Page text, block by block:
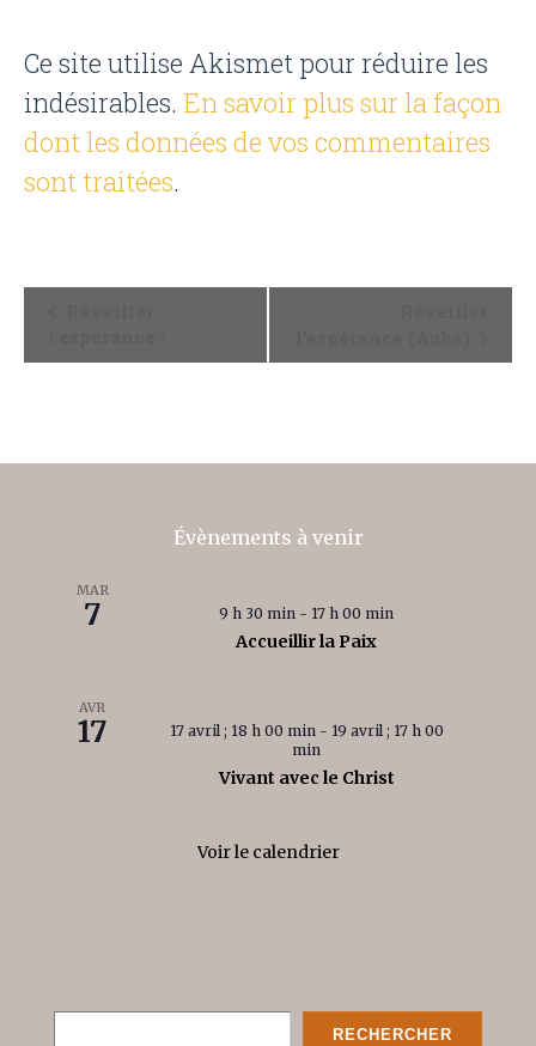
Ce site utilise Akismet pour réduire les
indésirables. En savoir plus sur la façon
dont les données de vos commentaires
sont traitées.
t
Évènements à venir
MAR
7 9 h 30 min - 17 h 00 min
Accueillir la Paix
AVR
17 17 avril ; 18 h 00 min- 19 avril ; 17 h 00
min
Vivant avec le Christ
Voir le calendrier
RechercherRECHERCHER